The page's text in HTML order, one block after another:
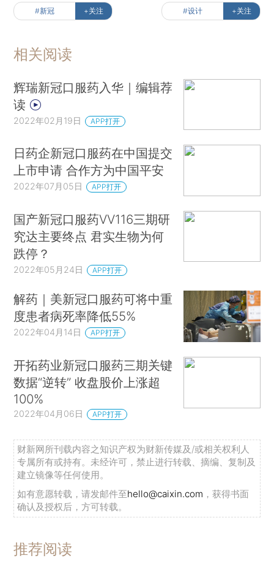
#新冠 +关注 #设计 +关注
相关阅读
辉瑞新冠口服药入华｜编辑荐
读
2022年02月19日 APP打开
日药企新冠口服药在中国提交
上市申请 合作方为中国平安
2022年07月05日 APP打开
国产新冠口服药VV116三期研
究达主要终点 君实生物为何
跌停？
2022年05月24日 APP打开
解药｜美新冠口服药可将中重
度患者病死率降低55%
2022年04月14日 APP打开
开拓药业新冠口服药三期关键
数据“逆转” 收盘股价上涨超
100%
2022年04月06日 APP打开
财新网所刊载内容之知识产权为财新传媒及/或相关权利人
专属所有或持有。未经许可，禁止进行转载、摘编、复制及
建立镜像等任何使用。
如有意愿转载，请发邮件至hello@caixin.com ，获得书面
确认及授权后，方可转载。
推荐阅读